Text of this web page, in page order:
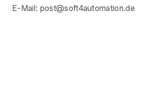
E-Mail: post@soft4automation.de